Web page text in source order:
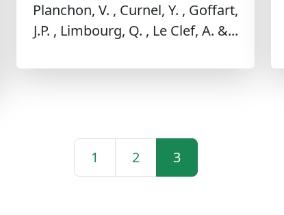
Planchon, V. , Curnel, Y. , Goffart,
J.P. , Limbourg, Q. , Le Clef, A. &...
1 2 3